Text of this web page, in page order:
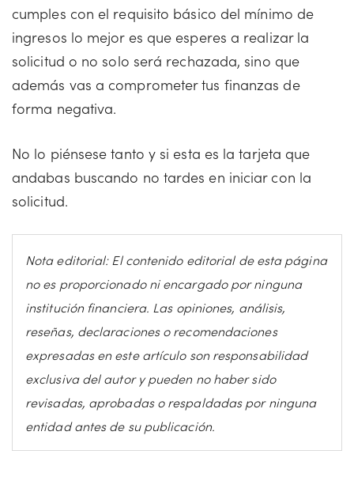
cumples con el requisito básico del mínimo de
ingresos lo mejor es que esperes a realizar la
solicitud o no solo será rechazada, sino que
además vas a comprometer tus finanzas de
forma negativa.
No lo piénsese tanto y si esta es la tarjeta que
andabas buscando no tardes en iniciar con la
solicitud.
Nota editorial: El contenido editorial de esta página
no es proporcionado ni encargado por ninguna
institución financiera. Las opiniones, análisis,
reseñas, declaraciones o recomendaciones
expresadas en este artículo son responsabilidad
exclusiva del autor y pueden no haber sido
revisadas, aprobadas o respaldadas por ninguna
entidad antes de su publicación.